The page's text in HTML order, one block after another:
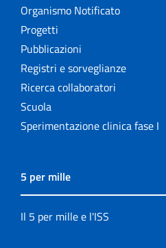
Organismo Notificato
Progetti
Pubblicazioni
Registri e sorveglianze
Ricerca collaboratori
Scuola
Sperimentazione clinica fase I
5 per mille
Il 5 per mille e l'ISS